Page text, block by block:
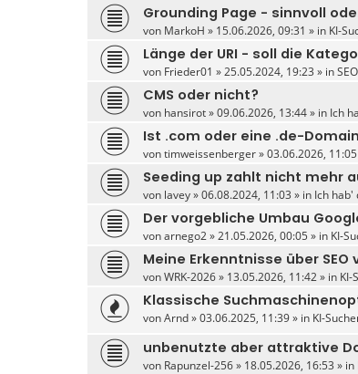
Grounding Page - sinnvoll
von MarkoH » 15.06.2026, 09:31 » in KI-
Länge der URI - soll die
von Frieder01 » 25.05.2024, 19:23 » in
CMS oder nicht?
von hansirot» 09.06.2026, 13:44 » in Ich
Ist .com oder eine .de-
vontimweissenberger» 03.06.2026,
Seeding up zahlt nicht mehr
von lavey» 06.08.2024, 11:03 » in Ich hab'
Der vorgebliche Umbau
vonarnego2» 21.05.2026, 00:05 » in KI-
Meine Erkenntnisse über SEO
vonWRK-2026» 13.05.2026, 11:42 » in KI-
Klassische
vonArnd» 03.06.2025, 11:39 » in KI-
unbenutzte aber attraktive
von Rapunzel-256» 18.05.2026, 16:53 » in